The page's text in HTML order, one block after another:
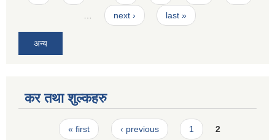
next › last »
अन्य
कर तथा शुल्कहरु
Pages« first ‹ previous 1 2